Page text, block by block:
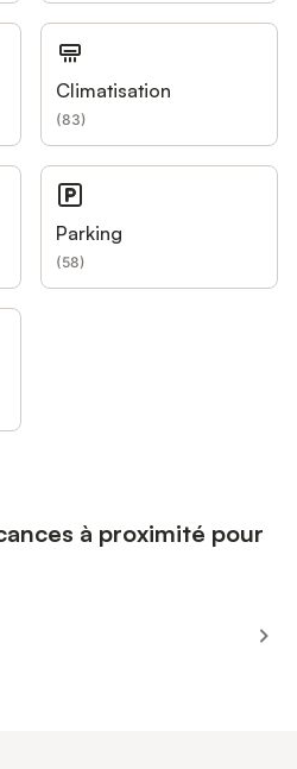
Climatisation
(83)
Parking
(58)
à proximité pour